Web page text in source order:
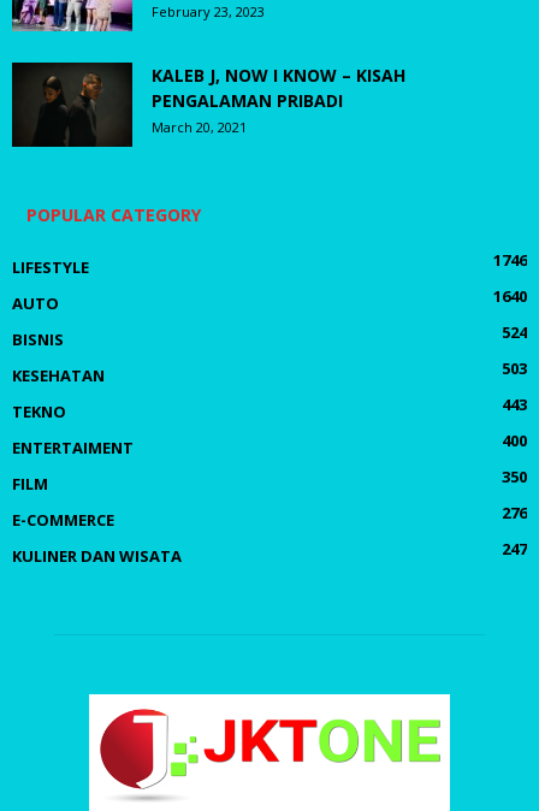
February 23, 2023
KALEB J, NOW I KNOW – KISAH
PENGALAMAN PRIBADI
March 20, 2021
POPULAR CATEGORY
LIFESTYLE
1746
AUTO
1640
BISNIS
524
KESEHATAN
503
TEKNO
443
ENTERTAIMENT
400
FILM
350
E-COMMERCE
276
KULINER DAN WISATA
247